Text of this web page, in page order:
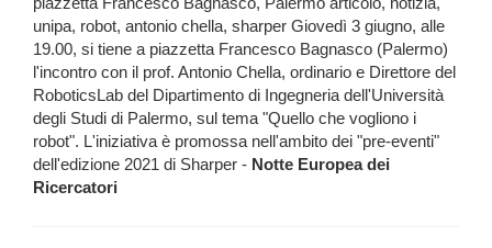
unipa, robot, antonio chella, sharper Giovedì 3 giugno, alle
19.00, si tiene a piazzetta Francesco Bagnasco (Palermo)
l'incontro con il prof. Antonio Chella, ordinario e Direttore del
RoboticsLab del Dipartimento di Ingegneria dell'Università
degli Studi di Palermo, sul tema "Quello che vogliono i
robot". L'iniziativa è promossa nell'ambito dei "pre-eventi"
dell'edizione 2021 di Sharper - Notte Europea dei
Ricercatori